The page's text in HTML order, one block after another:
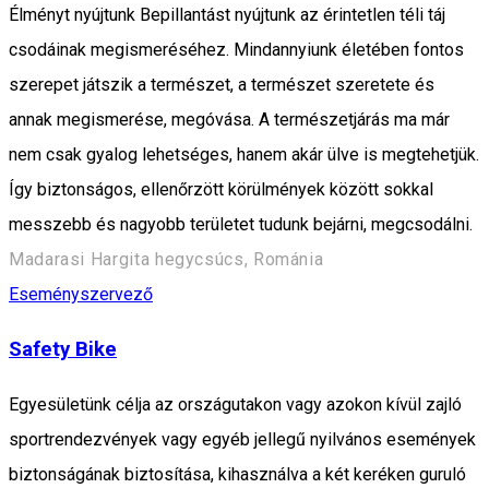
Élményt nyújtunk Bepillantást nyújtunk az érintetlen téli táj
csodáinak megismeréséhez. Mindannyiunk életében fontos
szerepet játszik a természet, a természet szeretete és
annak megismerése, megóvása. A természetjárás ma már
nem csak gyalog lehetséges, hanem akár ülve is megtehetjük.
Így biztonságos, ellenőrzött körülmények között sokkal
messzebb és nagyobb területet tudunk bejárni, megcsodálni.
Madarasi Hargita hegycsúcs, Románia
Eseményszervező
Safety Bike
Egyesületünk célja az országutakon vagy azokon kívül zajló
sportrendezvények vagy egyéb jellegű nyilvános események
biztonságának biztosítása, kihasználva a két keréken guruló